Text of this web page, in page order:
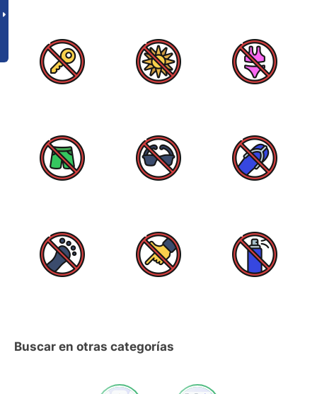
Buscar en otras categorías